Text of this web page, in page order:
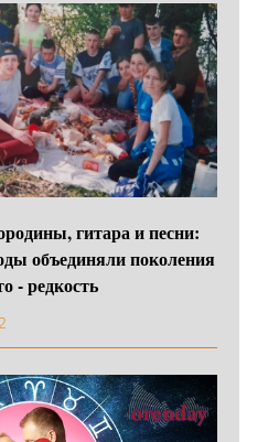
гитара и песни:
объединяли поколения
- редкость
2